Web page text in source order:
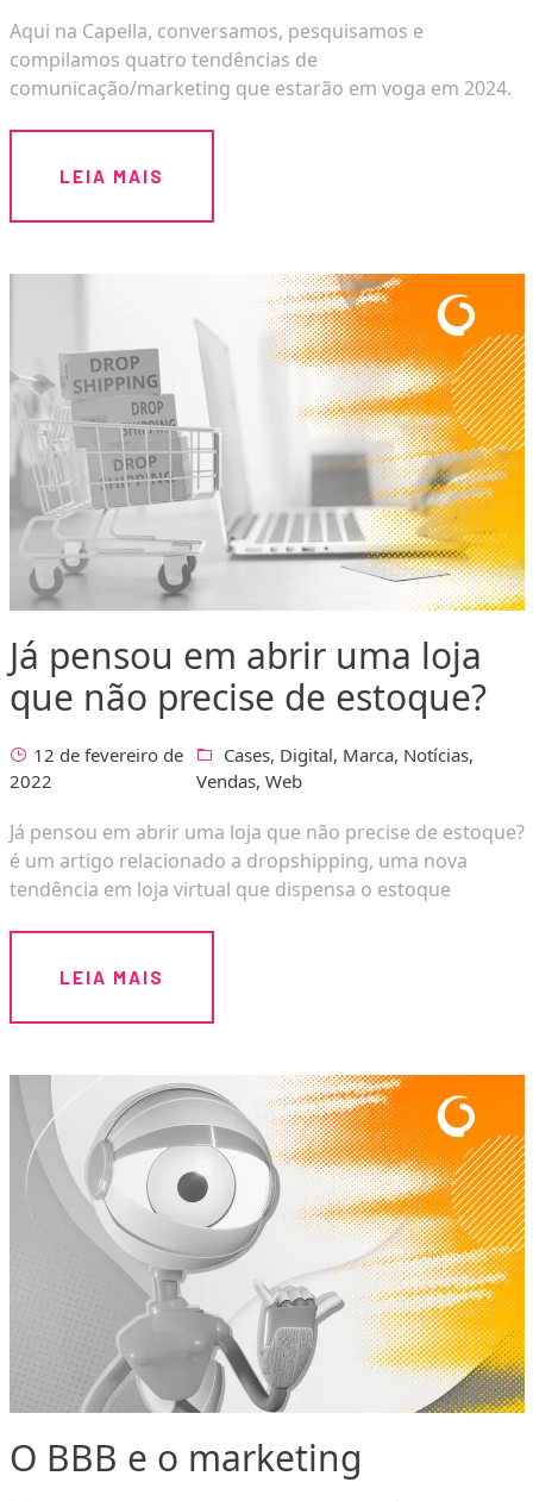
Aqui na Capella, conversamos, pesquisamos e
compilamos quatro tendências de
comunicação/marketing que estarão em voga em 2024.
LEIA MAIS
Já pensou em abrir uma loja
que não precise de estoque?
12 de fevereiro de
2022
Cases, Digital, Marca, Notícias,
Vendas, Web
Já pensou em abrir uma loja que não precise de estoque?
é um artigo relacionado a dropshipping, uma nova
tendência em loja virtual que dispensa o estoque
LEIA MAIS
O BBB e o marketing